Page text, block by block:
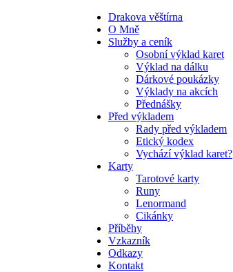
Drakova věštírna
O Mně
Služby a ceník
Osobní výklad karet
Výklad na dálku
Dárkové poukázky
Výklady na akcích
Přednášky
Před výkladem
Rady před výkladem
Etický kodex
Vychází výklad karet?
Karty
Tarotové karty
Runy
Lenormand
Cikánky
Příběhy
Vzkazník
Odkazy
Kontakt